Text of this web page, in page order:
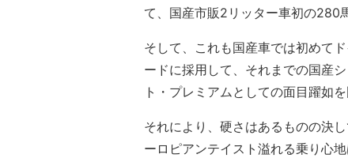
て、国産市販2リッター車初の280
そして、これも国産車では初めて
ードに採用して、それまでの国産
ト・プレミアムとしての面目躍如を
それにより、硬さはあるものの決
ーロピアンテイスト溢れる乗り心